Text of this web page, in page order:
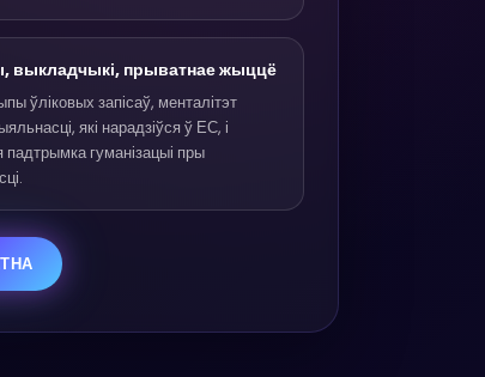
выкладчыкі, прыватнае жыццё
ўліковых запісаў, менталітэт
які нарадзіўся ў ЕС, і
падтрымка гуманізацыі пры